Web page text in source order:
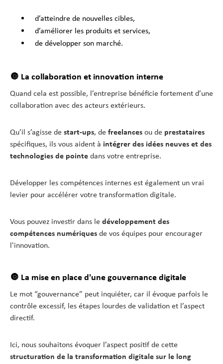
d’atteindre de nouvelles cibles,
d’améliorer les produits et services,
de développer son marché.
🔘 La collaboration et innovation interne
Quand cela est possible, l’entreprise bénéficie fortement d’une
collaboration avec des acteurs extérieurs.
Qu’il s’agisse de start-ups, de freelances ou de prestataires
spécifiques, ils vous aident à intégrer des idées neuves et des
technologies de pointe dans votre entreprise.
Développer les compétences internes est également un vrai
levier pour accélérer votre transformation digitale.
Vous pouvez investir dans le développement des
compétences numériques de vos équipes pour encourager
l'innovation.
🔘 La mise en place d'une gouvernance digitale
Le mot “gouvernance” peut inquiéter, car il évoque parfois le
contrôle excessif, les étapes lourdes de validation et l’aspect
directif.
Ici, nous souhaitons évoquer l’aspect positif de cette
structuration de la transformation digitale sur le long